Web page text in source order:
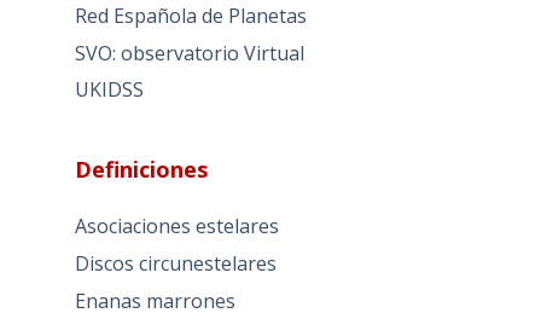
Red Española de Planetas
SVO: observatorio Virtual
UKIDSS
Definiciones
Asociaciones estelares
Discos circunestelares
Enanas marrones